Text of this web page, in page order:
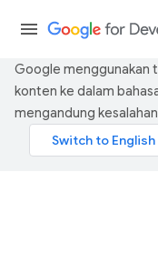
Google menggunakan
konten ke dalam
mengandung